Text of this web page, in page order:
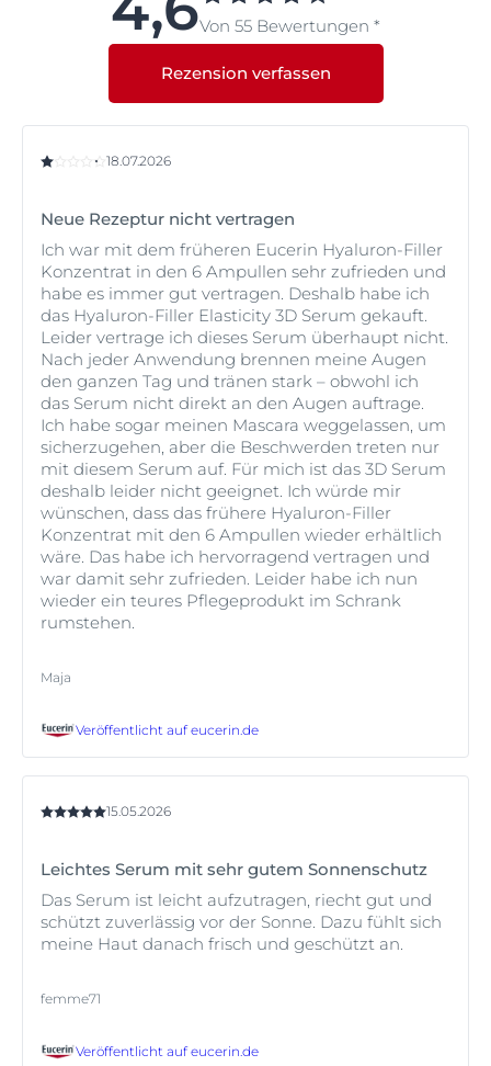
natürliche Sonnenschutz Ihrer Haut, aber eine
übermäßige Sonnenexposition erhöht die Menge an
Melanin, die die Haut produziert. Wie der alternative
Name „Sonnenflecken“ schon sagt, werden sie häufig
durch übermäßige Sonnenbestrahlung ausgelöst.
Mehr über sie erfahren Sie unter Was verursacht
Jahren wahrgenommen. Die Produkte wirken
zusammen, um tiefe Falten aufzufüllen und die
Elastizität der Haut zu verbessern. Die Haut fühlt sich
straff an und sieht frisch und strahlend aus.
Serie
aus. Wenn erschlaffte Haut und
Frauen zwischen etwa 40 und 50 Jahren der Fall ist),
dann probieren Sie die Eucerin Hyaluron-Filler +
Volume-Lift Serie, die speziell entwickelt wurde, um
tiefe Falten aufzufüllen und die Gesichtskonturen für
einen Lifting-Effekt neu zu definieren.
Für weitere Informationen über die verschiedenen
Stadien der Hautalterung und um Ihnen zu helfen, das
richtige Produkt für Sie zu finden, lesen Sie unseren
Artikel über die Haut in verschiedenen Altersstufen.
Von 55 Bewertungen *
Rezension verfassen
18.07.2026
Neue Rezeptur nicht vertragen
Ich war mit dem früheren Eucerin Hyaluron-Filler
Konzentrat in den 6 Ampullen sehr zufrieden und
habe es immer gut vertragen. Deshalb habe ich
das Hyaluron-Filler Elasticity 3D Serum gekauft.
Leider vertrage ich dieses Serum überhaupt nicht.
Nach jeder Anwendung brennen meine Augen
den ganzen Tag und tränen stark – obwohl ich
das Serum nicht direkt an den Augen auftrage.
Ich habe sogar meinen Mascara weggelassen, um
sicherzugehen, aber die Beschwerden treten nur
mit diesem Serum auf. Für mich ist das 3D Serum
deshalb leider nicht geeignet. Ich würde mir
wünschen, dass das frühere Hyaluron-Filler
Konzentrat mit den 6 Ampullen wieder erhältlich
wäre. Das habe ich hervorragend vertragen und
war damit sehr zufrieden. Leider habe ich nun
wieder ein teures Pflegeprodukt im Schrank
rumstehen.
Maja
Veröffentlicht auf eucerin.de
15.05.2026
Leichtes Serum mit sehr gutem Sonnenschutz
Das Serum ist leicht aufzutragen, riecht gut und
schützt zuverlässig vor der Sonne. Dazu fühlt sich
meine Haut danach frisch und geschützt an.
femme71
Veröffentlicht auf eucerin.de